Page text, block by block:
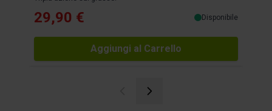
29,90 € Disponibile
Aggiungi al Carrello